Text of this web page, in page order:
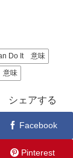
Do It 意味
意味
シェアする
Facebook
Pinterest